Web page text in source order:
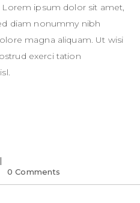
ipsum dolor sit amet,
diam nonummy nibh
magna aliquam. Ut wisi
exerci tation
0 Comments